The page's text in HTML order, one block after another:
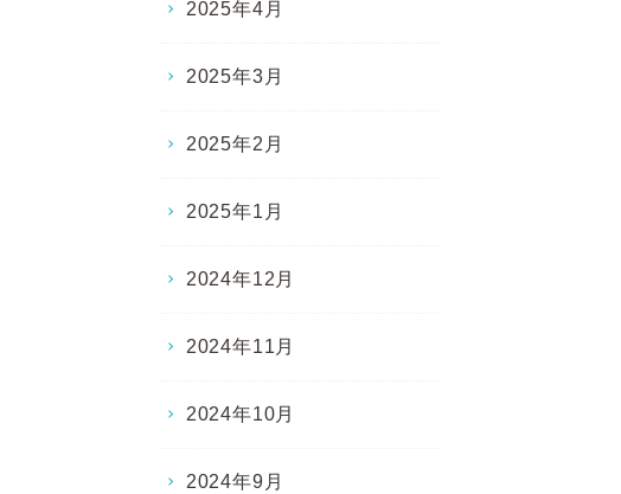
2025年4月
2025年3月
2025年2月
2025年1月
2024年12月
2024年11月
2024年10月
2024年9月